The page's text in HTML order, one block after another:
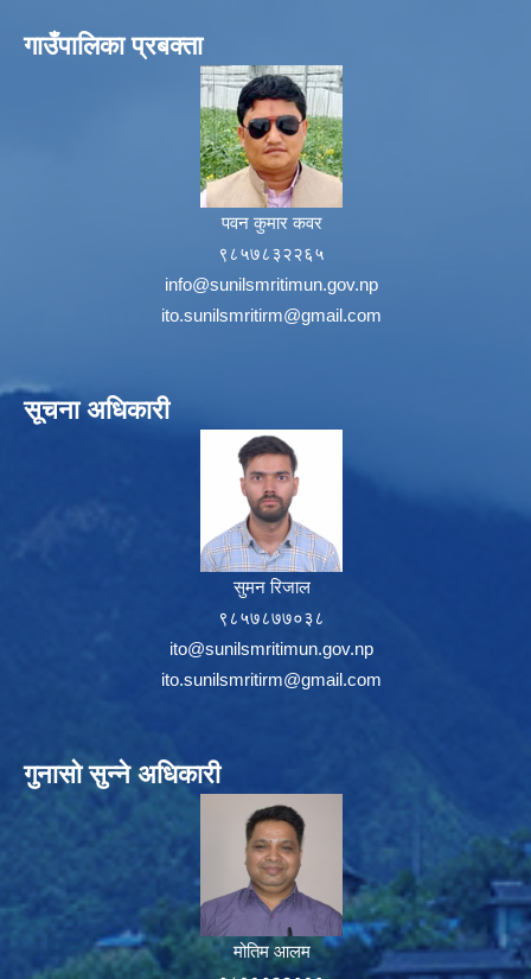
गाउँपालिका प्रबक्ता
पवन कुमार कवर
९८५७८३२२६५
info@sunilsmritimun.gov.np
ito.sunilsmritirm@gmail.com
सूचना अधिकारी
सुमन रिजाल
९८५७८७७०३८
ito@sunilsmritimun.gov.np
ito.sunilsmritirm@gmail.com
गुनासो सुन्ने अधिकारी
मोतिम आलम